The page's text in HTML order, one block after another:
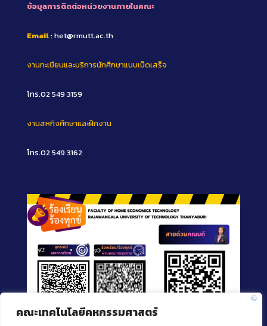
คณะเทคโนโลยีคหกรรมศาสตร์
ข้อมูลการติดต่อหน่วยงานภายในคณะ
Email: het@rmutt.ac.th
งานทะเบียนและบริการนักศึกษาแบบเบ็ดเสร็จ
โทร.02 549 3159
งานสหกิจศึกษาและฝึกงาน
โทร.02 549 3162